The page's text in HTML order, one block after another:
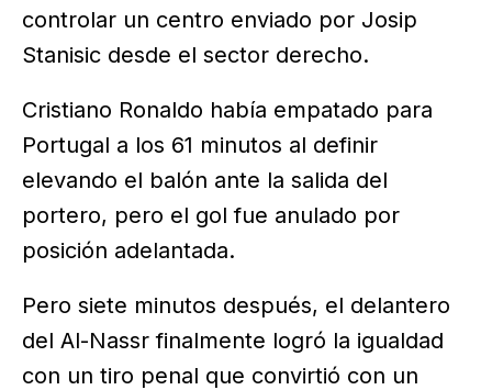
controlar un centro enviado por Josip
Stanisic desde el sector derecho.
Cristiano Ronaldo había empatado para
Portugal a los 61 minutos al definir
elevando el balón ante la salida del
portero, pero el gol fue anulado por
posición adelantada.
Pero siete minutos después, el delantero
del Al-Nassr finalmente logró la igualdad
con un tiro penal que convirtió con un